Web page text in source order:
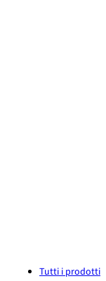
Tutti i prodotti